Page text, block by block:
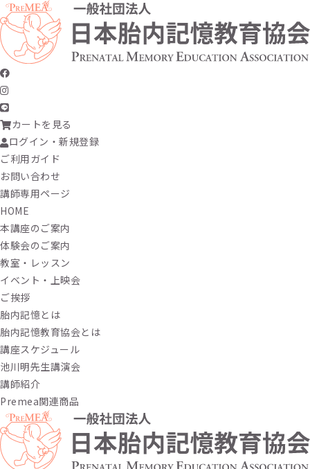
カートを見る
ログイン・新規登録
ご利用ガイド
お問い合わせ
講師専用ページ
HOME
本講座のご案内
体験会のご案内
教室・レッスン
イベント・上映会
ご挨拶
胎内記憶とは
胎内記憶教育協会とは
講座スケジュール
池川明先生講演会
講師紹介
Premea関連商品